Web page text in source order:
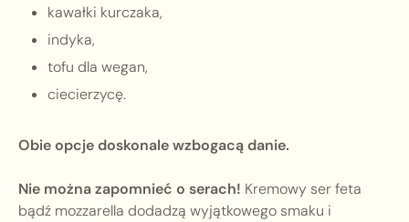
kawałki kurczaka,
indyka,
tofu dla wegan,
ciecierzycę.
Obie opcje doskonale wzbogacą danie.
Nie można zapomnieć o serach! Kremowy ser feta
bądź mozzarella dodadzą wyjątkowego smaku i